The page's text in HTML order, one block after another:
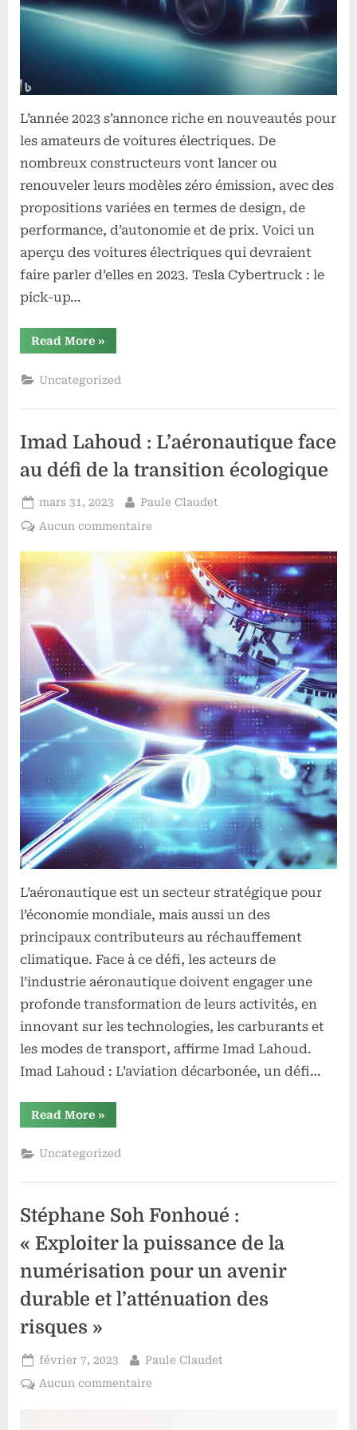
L’année 2023 s’annonce riche en nouveautés pour
les amateurs de voitures électriques. De
nombreux constructeurs vont lancer ou
renouveler leurs modèles zéro émission, avec des
propositions variées en termes de design, de
performance, d’autonomie et de prix. Voici un
aperçu des voitures électriques qui devraient
faire parler d’elles en 2023. Tesla Cybertruck : le
pick-up…
Read More“Les
voitures
en
2023
quels
modèles
à
surveiller
?”
»
Uncategorized
Imad Lahoud : L’aéronautique face
au défi de la transition écologique
Posted
on
mars 31, 2023 By
Paule Claudet
Aucun commentaire
Lahoud :
L’aéronautique
face
la
transition
écologique
L’aéronautique est un secteur stratégique pour
l’économie mondiale, mais aussi un des
principaux contributeurs au réchauffement
climatique. Face à ce défi, les acteurs de
l’industrie aéronautique doivent engager une
profonde transformation de leurs activités, en
innovant sur les technologies, les carburants et
les modes de transport, affirme Imad Lahoud.
Imad Lahoud : L’aviation décarbonée, un défi…
Read More“Imad
Lahoud :
face
au
de
écologique”
»
Uncategorized
Stéphane Soh Fonhoué :
« Exploiter la puissance de la
numérisation pour un avenir
durable et l’atténuation des
risques »
Posted
on
février 7, 2023 By
Paule Claudet
Aucun commentaire